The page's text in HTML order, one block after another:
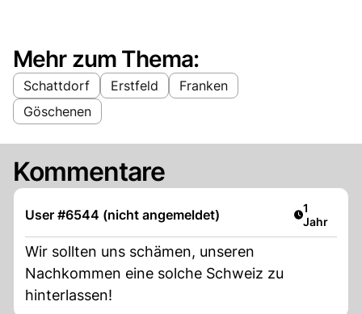
Mehr zum Thema:
Schattdorf Erstfeld
Franken
Göschenen
Kommentare
User #6544 (nicht angemeldet) Artikel
1
Jahr
Wir sollten uns schämen, unseren
Nachkommen eine solche Schweiz zu
hinterlassen!